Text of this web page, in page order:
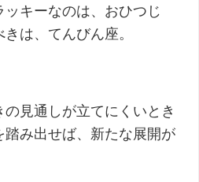
キーなのは、おひつじ
は、てんびん座。
見通しが立てにくいとき
踏み出せば、新たな展開が